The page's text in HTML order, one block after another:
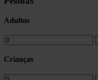
Adultos
Crianças